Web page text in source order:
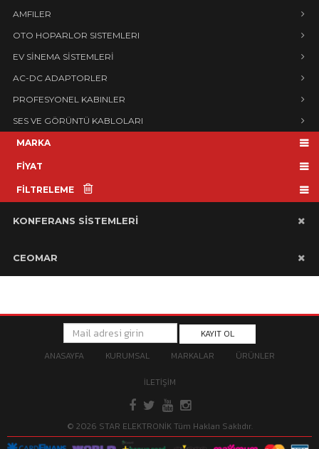
AMFILER
OTO HOPARLOR SISTEMLERI
EV SİNEMA SİSTEMLERİ
AC-DC ADAPTORLER
PROFESYONEL KABINLER
SES VE GÖRÜNTÜ KABLOLARI
MARKA
FİYAT
FİLTRELEME
KONFERANS SİSTEMLERİ
CEOMAR
KAYIT OL
ANASAYFA
KURUMSAL MARKALAR ÜRÜNLER
İLETİŞİM
© 2026 STAR ELEKTRONİK Tüm Hakları Saklıdır.